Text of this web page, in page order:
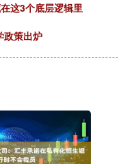
这3个底层逻辑里
政策出炉